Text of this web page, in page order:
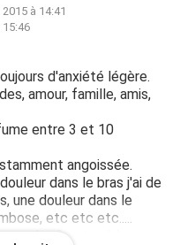
à 14:41
15:46
d'anxiété légère.
amour, famille, amis,
entre 3 et 10
angoissée.
dans le bras j'ai de
une douleur dans le
etc etc etc.....
qqch... Ces troubles se